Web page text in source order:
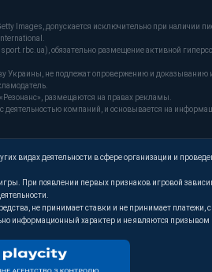
Images, допускается исключительно при наличии
обязательно размещение активной
Украины, не подлежат опровержению и доказыванию
размещаются на правах рекламы.
компаний, и основывается на
видах деятельности в сфере организации и
При появлении первых признаков игровой
не принимает ставки и не принимает
информационный характер и не являются призывом